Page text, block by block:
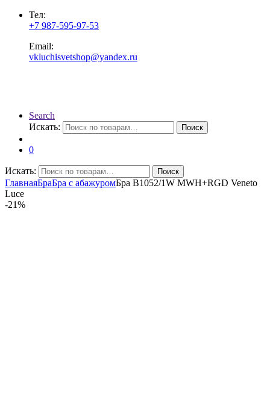
Тел:
+7 987-595-97-53
Email:
vkluchisvetshop@yandex.ru
Search
Искать:
Поиск
0
Искать: Поиск
ГлавнаяБраБра с абажуромБра B1052/1W MWH+RGD Veneto
Luce
-21%